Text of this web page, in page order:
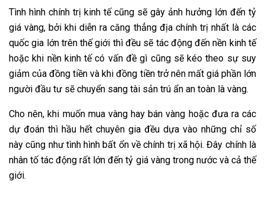
Tình hình chính trị kinh tế cũng sẽ gây ảnh hưởng lớn đến tỷ
giá vàng, bởi khi diễn ra căng thẳng địa chính trị nhất là các
quốc gia lớn trên thế giới thì đều sẽ tác động đến nền kinh tế
hoặc khi nền kinh tế có vấn đề gì cũng sẽ kéo theo sự suy
giảm của đồng tiền và khi đồng tiền trở nên mất giá phần lớn
người đầu tư sẽ chuyển sang tài sản trú ẩn an toàn là vàng.
Cho nên, khi muốn mua vàng hay bán vàng hoặc đưa ra các
dự đoán thì hầu hết chuyên gia đều dựa vào những chỉ số
này cũng như tình hình bất ổn về chính trị xã hội. Đây chính là
nhân tố tác động rất lớn đến tỷ giá vàng trong nước và cả thế
giới.